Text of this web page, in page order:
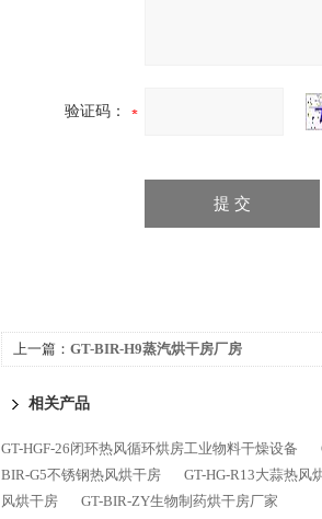
验证码：
上一篇： GT-BIR-H9蒸汽烘干房厂房
相关产品
GT-HGF-26闭环热风循环烘房工业物料干燥设备
BIR-G5不锈钢热风烘干房
GT-HG-R13大蒜热风
风烘干房
GT-BIR-ZY生物制药烘干房厂家